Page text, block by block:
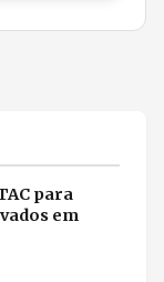
para
em